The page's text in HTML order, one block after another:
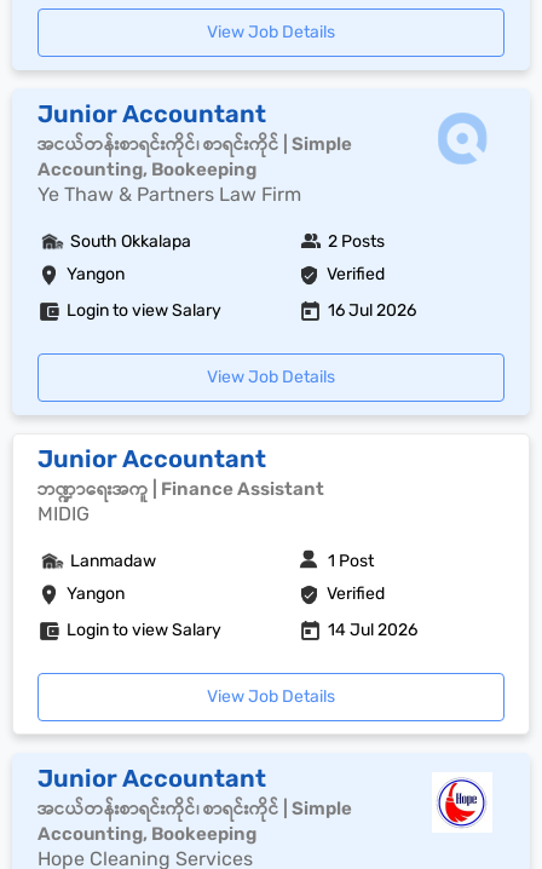
View Job Details
Junior Accountant
အငယ်တန်းစာရင်းကိုင်၊ စာရင်းကိုင် | Simple
Accounting, Bookeeping
Ye Thaw & Partners Law Firm
Yangon Verified
South Okkalapa 2 Posts
Login to view Salary 16 Jul 2026
View Job Details
Junior Accountant
ဘဏ္ဍာရေးအကူ | Finance Assistant
MIDIG
Yangon Verified
Lanmadaw 1 Post
Login to view Salary 14 Jul 2026
View Job Details
Junior Accountant
အငယ်တန်းစာရင်းကိုင်၊ စာရင်းကိုင် | Simple
Accounting, Bookeeping
Hope Cleaning Services